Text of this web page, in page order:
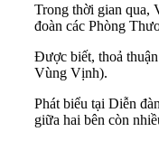
Trong thời gian qua,
đoàn các Phòng
Được biết, thoả
Vùng Vịnh).
Phát biểu tại Diễn
giữa hai bên còn